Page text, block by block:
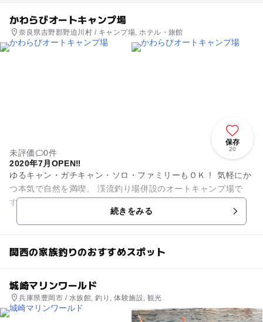
かわらびオートキャンプ場
奈良県吉野郡野迫川村 / キャンプ場, ホテル・旅館
保存
20
未評価
0件
2020年7月OPEN‼︎
ゆるキャン・ガチキャン・ソロ・ファミリーもＯＫ！ 気軽にか
つ本気で自然を満喫。 渓流釣り場併設のオートキャンプ場で
す。
続きをみる
関西の家族釣りのおすすめスポット
城崎マリンワールド
兵庫県豊岡市 / 水族館, 釣り, 体験施設, 観光